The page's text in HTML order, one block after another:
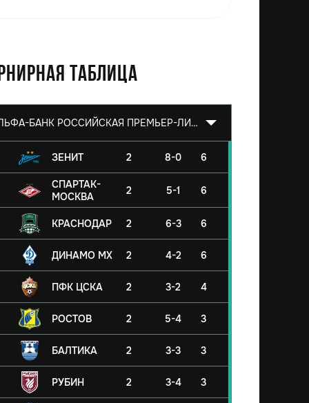
таблица
АЛЬФА-БАНК РОССИЙСКАЯ ПРЕМЬЕР-ЛИГА 2026/2027
ЗЕНИТ 2 8-0 6
СПАРТАК-
МОСКВА
2 5-1 6
КРАСНОДАР 2 6-3 6
ДИНАМО МХ 2 4-2 6
ПФК ЦСКА 2 3-2 4
РОСТОВ 2 5-4 3
БАЛТИКА 2 3-3 3
РУБИН 2 3-4 3